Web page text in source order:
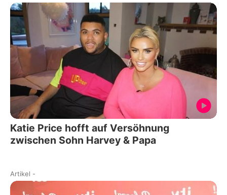
Katie Price hofft auf Versöhnung
zwischen Sohn Harvey & Papa
Artikel -